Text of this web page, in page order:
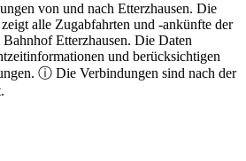
von und nach Etterzhausen. Die
alle Zugabfahrten und -ankünfte der
Etterzhausen. Die Daten
und berücksichtigen
ⓘ Die Verbindungen sind nach der